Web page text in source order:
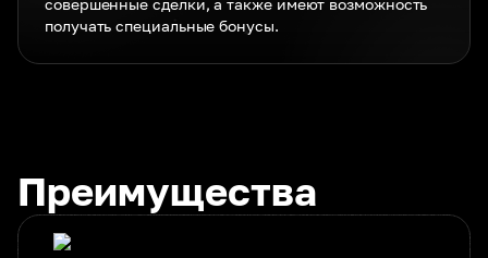
совершенные сделки, а также имеют возможность
получать специальные бонусы.
Преимущества